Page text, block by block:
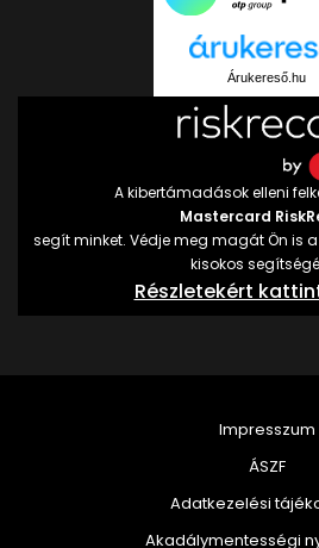
Árukereső.hu
A kibertámadások elleni
Mastercard
segít minket. Védje meg magát Ön is
kisokos
Részletekért
Impresszum
ÁSZF
Adatkezelési
Akadálymentességi